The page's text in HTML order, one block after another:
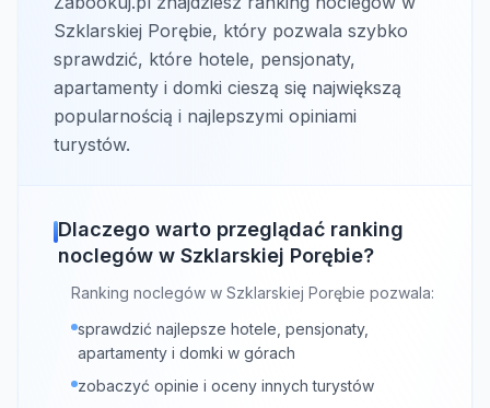
Szklarskiej Porębie, który pozwala szybko
sprawdzić, które hotele, pensjonaty,
apartamenty i domki cieszą się największą
popularnością i najlepszymi opiniami
turystów.
Dlaczego warto przeglądać ranking
noclegów w Szklarskiej Porębie?
Ranking noclegów w Szklarskiej Porębie pozwala:
sprawdzić najlepsze hotele, pensjonaty,
apartamenty i domki w górach
zobaczyć opinie i oceny innych turystów